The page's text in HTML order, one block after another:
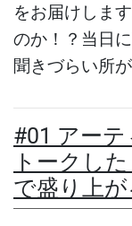
をお届けしま
のか！？当日
聞きづらい所
#01 アー
トークし
で盛り上が